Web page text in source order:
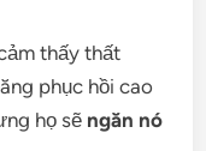
thấy thất
phục hồi cao
họ sẽ ngăn nó